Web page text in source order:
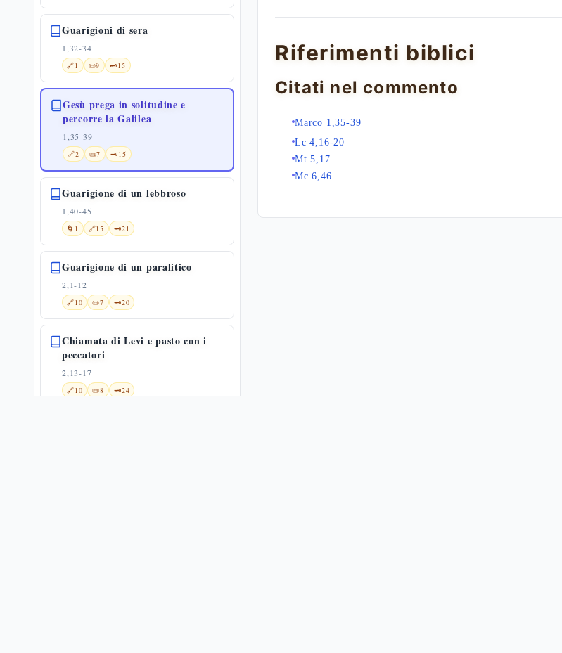
Guarigioni di sera
1,32-34
🔗1 📜9 🗝️15
Gesù prega in solitudine e
percorre la Galilea
1,35-39
🔗2 📜7 🗝️15
Guarigione di un lebbroso
1,40-45
🌀 1 🔗15 🗝️21
Guarigione di un paralitico
2,1-12
🔗10 📜7 🗝️20
Chiamata di Levi e pasto con i
peccatori
2,13-17
🔗10 📜8 🗝️24
Riferimenti biblici
Citati nel commento
Marco 1,35-39
Lc 4,16-20
Mt 5,17
Mc 6,46